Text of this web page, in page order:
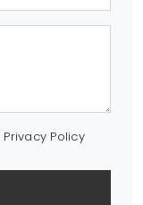
Privacy Policy